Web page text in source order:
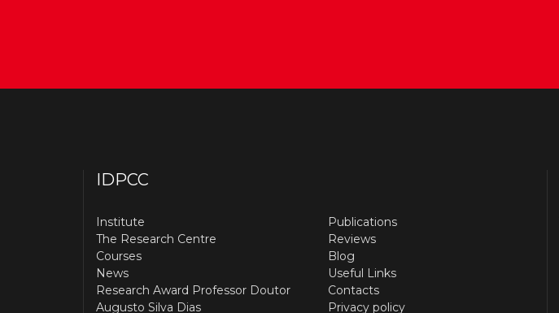
IDPCC
Institute
The Research Centre
Courses
News
Research Award Professor Doutor
Augusto Silva Dias
Publications
Reviews
Blog
Useful Links
Contacts
Privacy policy